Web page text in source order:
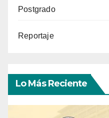
Postgrado
Reportaje
Lo Más Reciente